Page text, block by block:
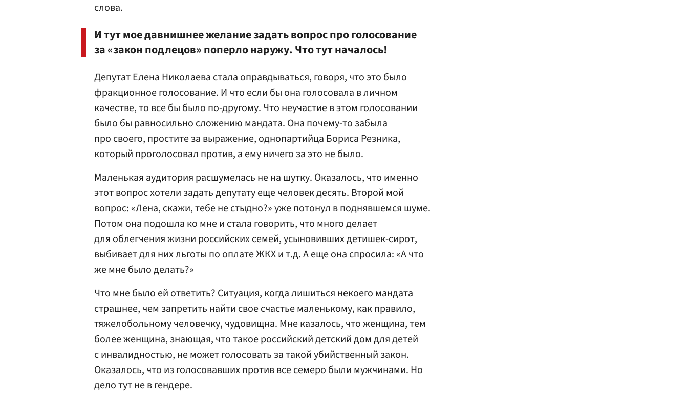
слова.
И тут мое давнишнее желание задать вопрос про голосование
за «закон подлецов» поперло наружу. Что тут началось!
Депутат Елена Николаева стала оправдываться, говоря, что это было
фракционное голосование. И что если бы она голосовала в личном
качестве, то все бы было по-другому. Что неучастие в этом голосовании
было бы равносильно сложению мандата. Она почему-то забыла
про своего, простите за выражение, однопартийца Бориса Резника,
который проголосовал против, а ему ничего за это не было.
Маленькая аудитория расшумелась не на шутку. Оказалось, что именно
этот вопрос хотели задать депутату еще человек десять. Второй мой
вопрос: «Лена, скажи, тебе не стыдно?» уже потонул в поднявшемся шуме.
Потом она подошла ко мне и стала говорить, что много делает
для облегчения жизни российских семей, усыновивших детишек-сирот,
выбивает для них льготы по оплате ЖКХ и т.д. А еще она спросила: «А что
же мне было делать?»
Что мне было ей ответить? Ситуация, когда лишиться некоего мандата
страшнее, чем запретить найти свое счастье маленькому, как правило,
тяжелобольному человечку, чудовищна. Мне казалось, что женщина, тем
более женщина, знающая, что такое российский детский дом для детей
с инвалидностью, не может голосовать за такой убийственный закон.
Оказалось, что из голосовавших против все семеро были мужчинами. Но
дело тут не в гендере.